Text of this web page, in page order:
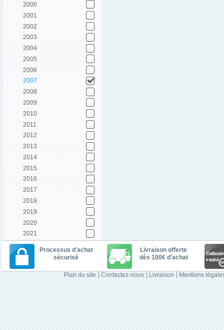
2000
2001
2002
2003
2004
2005
2006
2007
2008
2009
2010
2011
2012
2013
2014
2015
2016
2017
2018
2019
2020
2021
Processus d'achat
sécurisé
Livraison offerte
dès 100€ d'achat
Plan du site Contactez-nous Livraison Mentions